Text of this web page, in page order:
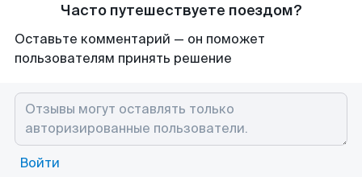
Часто путешествуете поездом?
Оставьте комментарий — он поможет
пользователям принять решение
Войти